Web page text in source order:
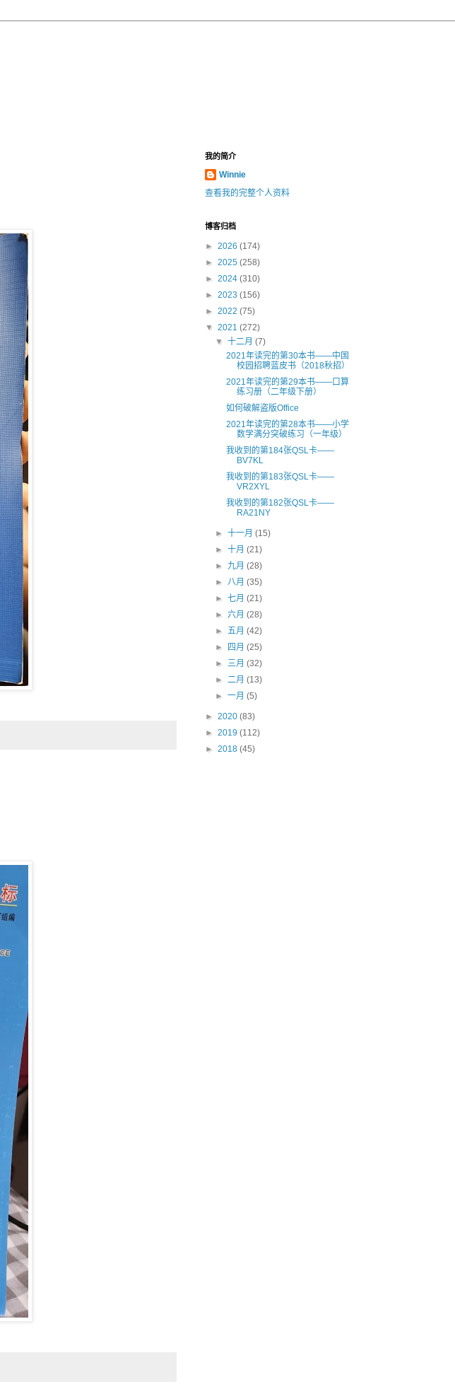
我的简介
Winnie
查看我的完整个人资料
博客归档
► 2026 (174)
► 2025 (258)
► 2024 (310)
► 2023 (156)
► 2022 (75)
▼ 2021 (272)
▼十二月(7)
2021年读完的第30本书——中国
校园招聘蓝皮书（2018秋招）
2021年读完的第29本书——口算
练习册（二年级下册）
如何破解盗版Office
2021年读完的第28本书——小学
数学满分突破练习（一年级）
我收到的第184张QSL卡——
BV7KL
我收到的第183张QSL卡——
VR2XYL
我收到的第182张QSL卡——
RA21NY
►十一月(15)
►十月(21)
► 九月(28)
►八月(35)
►七月(21)
►六月(28)
►五月(42)
►
四月(25)
►三月(32)
►二月(13)
►一月(5)
► 2020 (83)
► 2019 (112)
► 2018 (45)